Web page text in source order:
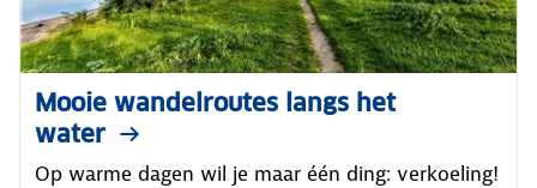
Mooie wandelroutes langs het
water
Op warme dagen wil je maar één ding: verkoeling!